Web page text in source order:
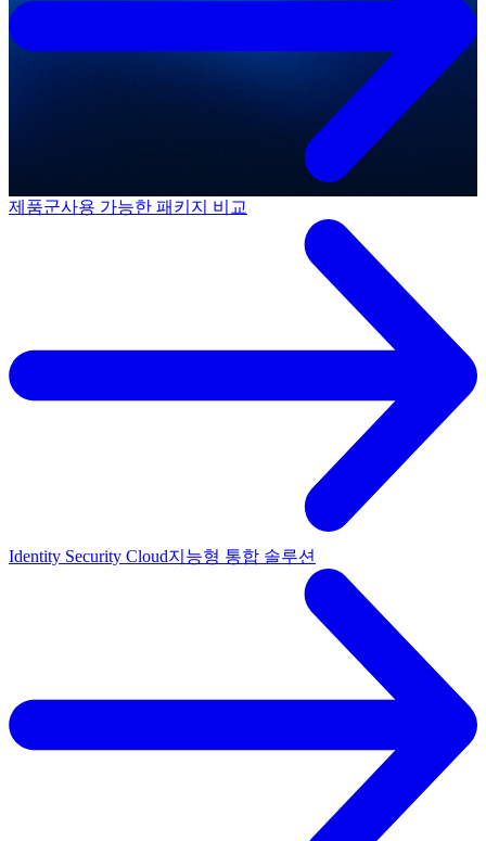
제품군사용 가능한 패키지 비교
Identity Security Cloud지능형 통합 솔루션